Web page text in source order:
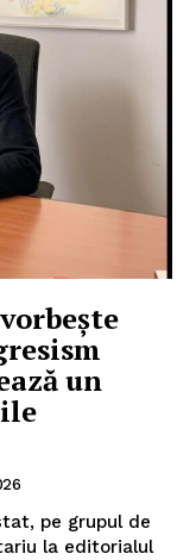
un
pe grupul de
la editorialul